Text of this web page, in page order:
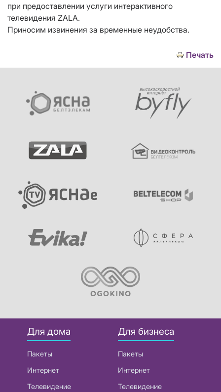
при предоставлении услуги интерактивного
телевидения ZALA.
Приносим извинения за временные неудобства.
Печать
Для дома
Пакеты
Интернет
Телевидение
Для бизнеса
Пакеты
Интернет
Телевидение